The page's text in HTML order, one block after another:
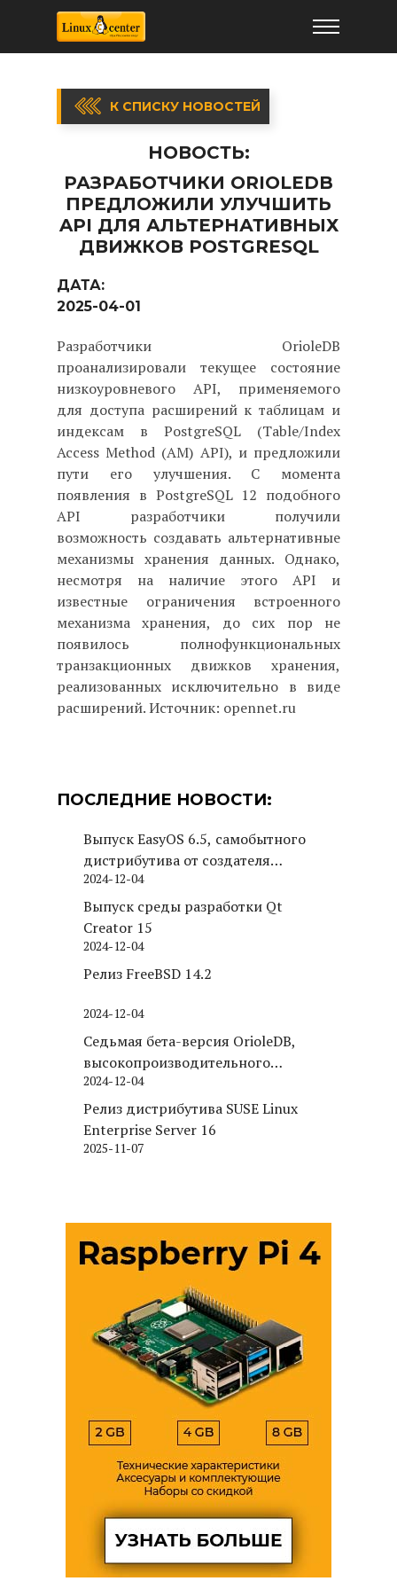
К СПИСКУ НОВОСТЕЙ
НОВОСТЬ:
РАЗРАБОТЧИКИ ORIOLEDB
ПРЕДЛОЖИЛИ УЛУЧШИТЬ
API ДЛЯ АЛЬТЕРНАТИВНЫХ
ДВИЖКОВ POSTGRESQL
ДАТА:
2025-04-01
Разработчики OrioleDB
проанализировали текущее состояние
низкоуровневого API, применяемого
для доступа расширений к таблицам и
индексам в PostgreSQL (Table/Index
Access Method (AM) API), и предложили
пути его улучшения. С момента
появления в PostgreSQL 12 подобного
API разработчики получили
возможность создавать альтернативные
механизмы хранения данных. Однако,
несмотря на наличие этого API и
известные ограничения встроенного
механизма хранения, до сих пор не
появилось полнофункциональных
транзакционных движков хранения,
реализованных исключительно в виде
расширений. Источник: opennet.ru
ПОСЛЕДНИЕ НОВОСТИ:
Выпуск EasyOS 6.5, самобытного
дистрибутива от создателя
Puppy Linux
2024-12-04
Выпуск среды разработки Qt
Creator 15
2024-12-04
Релиз FreeBSD 14.2
2024-12-04
Седьмая бета-версия OrioleDB,
высокопроизводительного
движка хранения для PostgreSQL
2024-12-04
Релиз дистрибутива SUSE Linux
Enterprise Server 16
2025-11-07